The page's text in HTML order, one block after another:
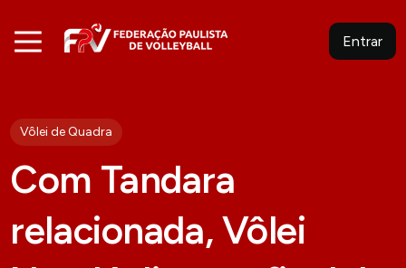
Entrar
Vôlei de Quadra
Com Tandara
relacionada, Vôlei